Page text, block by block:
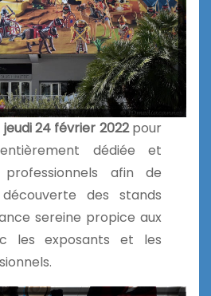
24 février 2022pour
dédiée et
afin de
des stands
sereine propice aux
les exposants et les